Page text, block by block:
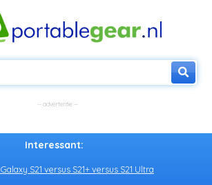
Interessant:
S21 versus S21+ versus S21 Ultra